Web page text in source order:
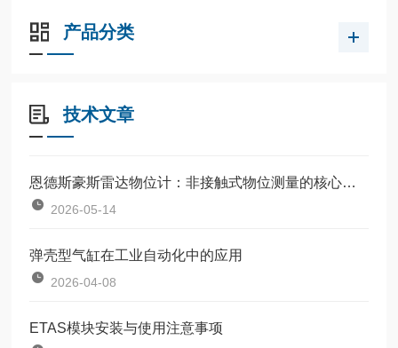
产品分类
技术文章
恩德斯豪斯雷达物位计：非接触式物位测量的核心设备
2026-05-14
弹壳型气缸在工业自动化中的应用
2026-04-08
ETAS模块安装与使用注意事项